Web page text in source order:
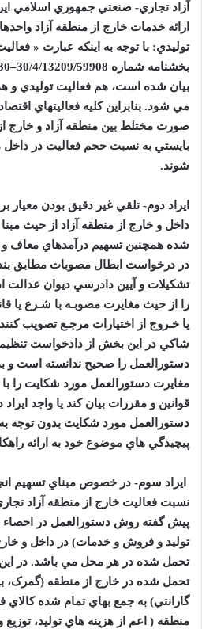
آزاد تجاري- صنعتي جمهوري اسلامي
ارائه خدمات خارج از منطقه آزاد
توليدي: با توجه به اينکه عبارت «
بخشنامه شماره 30/4/13209/59908
–
بيان شده است، هم فعاليت توليدي و
مي شود. بنابراين کليه فعاليتهاي
صورت مختلط بين منطقه آزاد و خارج
بايستي به نسبت حجم فعاليت در داخل
شوند.
ايراد دوم- تلقي غير دقيق بودن
داخل و خارج از منطقه آزاد از حيث
شده همچنين تسهيم درآمدهاي معاف
در درخواست ابطال مصوبات مطابق
تشکيلات و آيين دادرسي ديوان عدالت
را از حيث مغايرت مصوبـه با شـرع يا
يا خـروج از اختيارات مرجـع تصويب
شاکي در اين بخش از دادخواست
دستورالعمل را صحيح ندانسته است و
مغايرت دستورالعمل مورد شکايت را
قوانين و مقررات بيان کند يا واجد
دستورالعمل مورد شکايت بدون توجه
پيچيدگي هاي موضوع خود به ارائه
ايراد سوم- در خصوص مبناي تسهيم
نسبت فعاليت خارج از منطقه آزاد
پيش گفته روش دستورالعمل در
توليد و فروش و خدمات) در داخل و
تحمل شده در هر محل مي باشد. در
تحمل شده در خارج از منطقه (گمرک،
گارانتي) به جمع بهاي تمام شده کالاي
منطقه ( اعم از هزينه هاي توليد،